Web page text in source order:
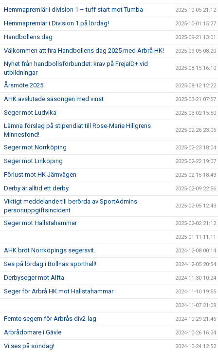
Hemmapremiär i division 1 – tuff start mot Tumba 2025-10-05 21:12
Hemmapremiär i Division 1 på lördag! 2025-10-01 15:27
Handbollens dag 2025-09-21 13:01
Välkommen att fira Handbollens dag 2025 med Arbrå HK! 2025-09-05 08:20
Nyhet från handbollsförbundet: krav på FrejaID+ vid
utbildningar
2025-08-15 16:10
Årsmöte 2025 2025-08-12 12:22
AHK avslutade säsongen med vinst 2025-03-21 07:57
Seger mot Ludvika 2025-03-02 15:50
Lämna förslag på stipendiat till Rose-Marie Hillgrens
Minnesfond!
2025-02-26 23:06
Seger mot Norrköping 2025-02-23 18:04
Seger mot Linköping 2025-02-22 19:07
Förlust mot HK Järnvägen 2025-02-15 18:43
Derby är alltid ett derby 2025-02-09 22:56
Viktigt meddelande till berörda av SportAdmins
personuppgiftsincident
2025-02-05 12:43
Seger mot Hallstahammar 2025-02-02 21:12
2025-01-11 11:11
AHK bröt Norrköpings segersvit. 2024-12-08 00:14
Ses på lördag i Bollnäs sporthall! 2024-12-05 20:54
Derbyseger mot Alfta 2024-11-30 10:24
Seger för Arbrå HK mot Hallstahammar 2024-11-10 19:55
2024-11-07 21:09
Femte segern för Arbrås div2-lag 2024-10-29 21:46
Arbrådomare i Gävle 2024-10-26 16:24
Vi ses på söndag! 2024-10-24 12:52